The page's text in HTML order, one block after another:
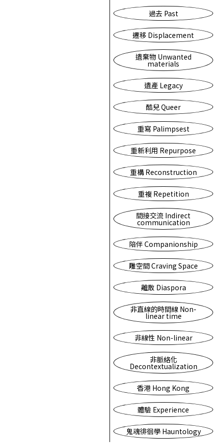
過去 Past
遷移 Displacement
遺棄物 Unwanted
materials
遺產 Legacy
酷兒 Queer
重寫 Palimpsest
重新利用 Repurpose
重構 Reconstruction
重複 Repetition
間接交流 Indirect
communication
陪伴 Companionship
雕空間 Craving Space
離散 Diaspora
非直線的時間線 Non-
linear time
非線性 Non-linear
非脈絡化
Decontextualization
香港 Hong Kong
體驗 Experience
鬼魂徘徊學 Hauntology